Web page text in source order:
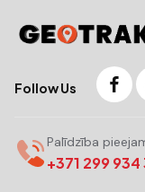
Follow Us
Palīdzība
+371 299 934